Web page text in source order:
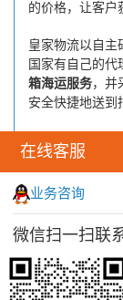
的价格，让客户
皇家物流以自主
国家有自己的代
箱海运服务，并
安全快捷地送到
为了保证中国
营，进一步提高
公司在以色列
员与您及时沟通
线，中国到以色
以色列海运价格
缩短了货物海运
同时，为了方便
在线客服
业务咨询
微信扫一扫联